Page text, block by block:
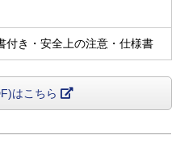
付き・安全上の注意・仕様書
はこちら